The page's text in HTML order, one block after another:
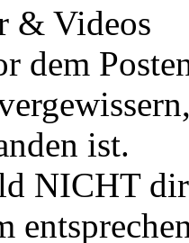
& Videos
dem
ist.
NICHT